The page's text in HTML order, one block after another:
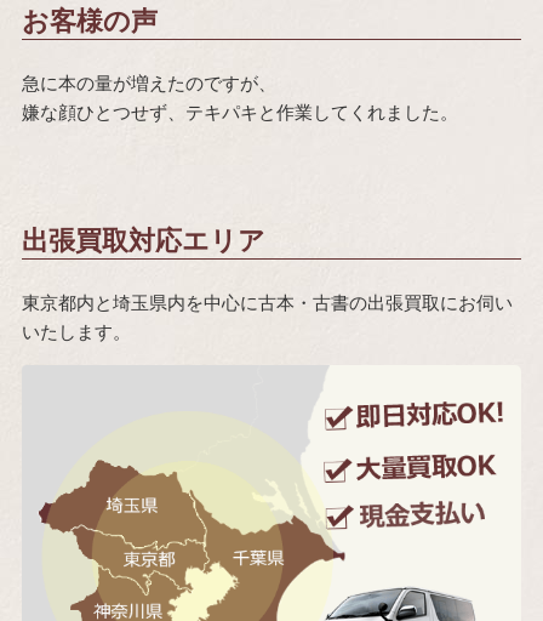
お客様の声
急に本の量が増えたのですが、
嫌な顔ひとつせず、テキパキと作業してくれました。
出張買取対応エリア
東京都内と埼玉県内を中心に古本・古書の出張買取にお伺い
いたします。